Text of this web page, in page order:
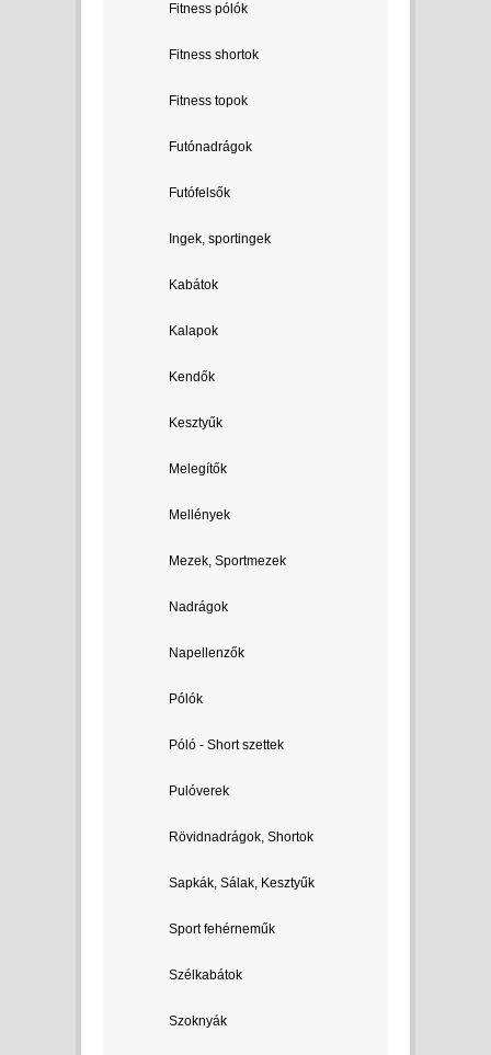
Fitness pólók
Fitness shortok
Fitness topok
Futónadrágok
Futófelsők
Ingek, sportingek
Kabátok
Kalapok
Kendők
Kesztyűk
Melegítők
Mellények
Mezek, Sportmezek
Nadrágok
Napellenzők
Pólók
Póló - Short szettek
Pulóverek
Rövidnadrágok, Shortok
Sapkák, Sálak, Kesztyűk
Sport fehérneműk
Szélkabátok
Szoknyák